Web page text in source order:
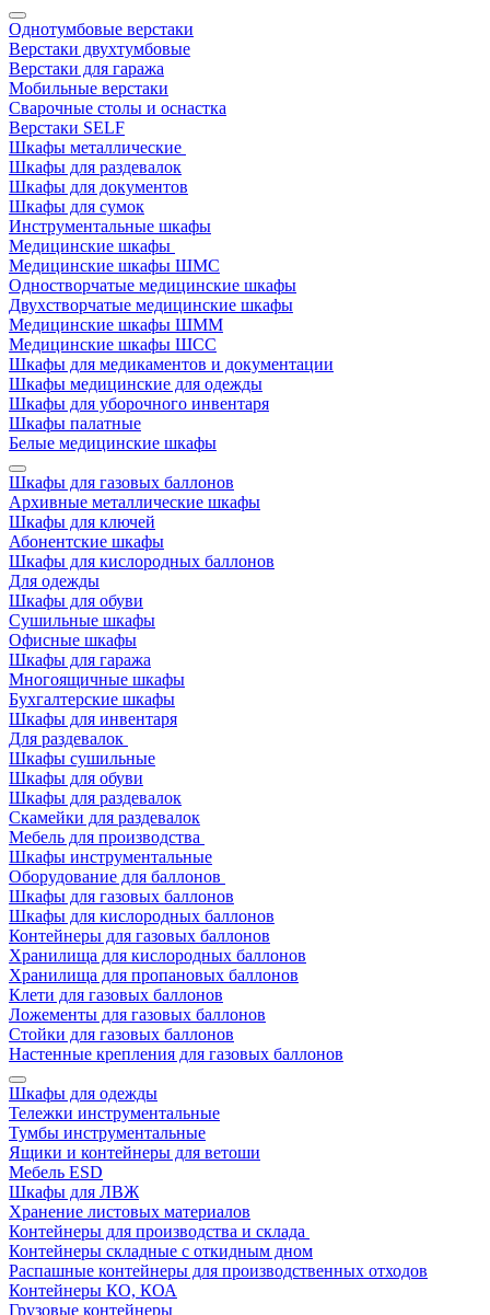
Однотумбовые верстаки
Верстаки двухтумбовые
Верстаки для гаража
Мобильные верстаки
Сварочные столы и оснастка
Верстаки SELF
Шкафы металлические
Шкафы для раздевалок
Шкафы для документов
Шкафы для сумок
Инструментальные шкафы
Медицинские шкафы
Медицинские шкафы ШМС
Одностворчатые медицинские шкафы
Двухстворчатые медицинские шкафы
Медицинские шкафы ШММ
Медицинские шкафы ШСС
Шкафы для медикаментов и документации
Шкафы медицинские для одежды
Шкафы для уборочного инвентаря
Шкафы палатные
Белые медицинские шкафы
Шкафы для газовых баллонов
Архивные металлические шкафы
Шкафы для ключей
Абонентские шкафы
Шкафы для кислородных баллонов
Для одежды
Шкафы для обуви
Сушильные шкафы
Офисные шкафы
Шкафы для гаража
Многоящичные шкафы
Бухгалтерские шкафы
Шкафы для инвентаря
Для раздевалок
Шкафы сушильные
Шкафы для обуви
Шкафы для раздевалок
Скамейки для раздевалок
Мебель для производства
Шкафы инструментальные
Оборудование для баллонов
Шкафы для газовых баллонов
Шкафы для кислородных баллонов
Контейнеры для газовых баллонов
Хранилища для кислородных баллонов
Хранилища для пропановых баллонов
Клети для газовых баллонов
Ложементы для газовых баллонов
Стойки для газовых баллонов
Настенные крепления для газовых баллонов
Шкафы для одежды
Тележки инструментальные
Тумбы инструментальные
Ящики и контейнеры для ветоши
Мебель ESD
Шкафы для ЛВЖ
Хранение листовых материалов
Контейнеры для производства и склада
Контейнеры складные с откидным дном
Распашные контейнеры для производственных отходов
Контейнеры КО, КОА
Грузовые контейнеры